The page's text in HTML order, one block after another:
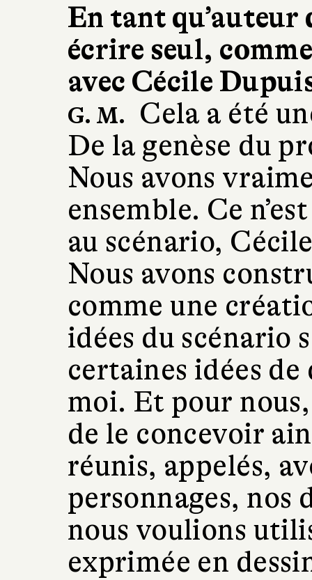
En tant qu’auteur
écrire seul,
avec Cécile
G. M.
Cela a été
De la genèse du
Nous avons
ensemble. Ce
au scénario,
Nous avons
comme une
idées du scénario
certaines idées
moi. Et pour
de le concevoir
réunis, appelés,
personnages, nos
nous voulions
exprimée en